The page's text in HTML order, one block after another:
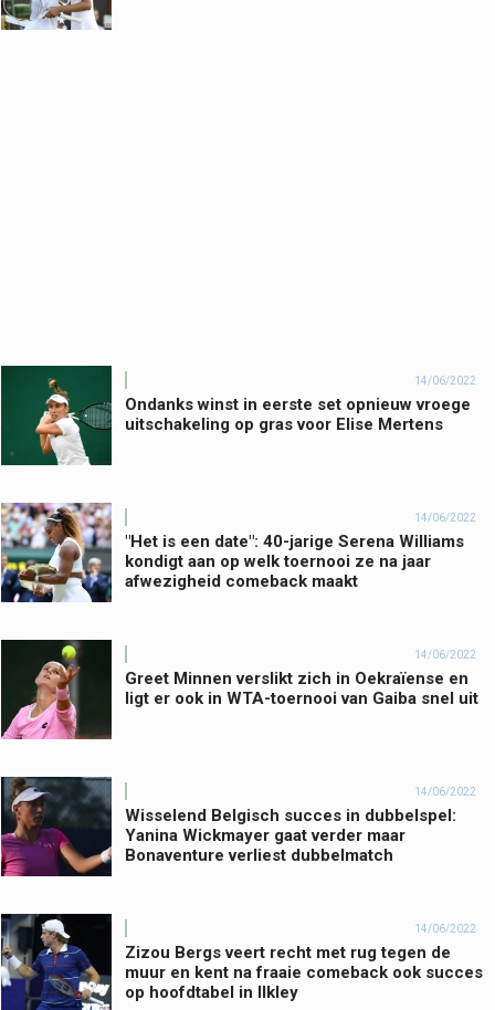
14/06/2022
Ondanks winst in eerste set opnieuw vroege
uitschakeling op gras voor Elise Mertens
14/06/2022
"Het is een date": 40-jarige Serena Williams
kondigt aan op welk toernooi ze na jaar
afwezigheid comeback maakt
14/06/2022
Greet Minnen verslikt zich in Oekraïense en
ligt er ook in WTA-toernooi van Gaiba snel uit
14/06/2022
Wisselend Belgisch succes in dubbelspel:
Yanina Wickmayer gaat verder maar
Bonaventure verliest dubbelmatch
14/06/2022
Zizou Bergs veert recht met rug tegen de
muur en kent na fraaie comeback ook succes
op hoofdtabel in Ilkley